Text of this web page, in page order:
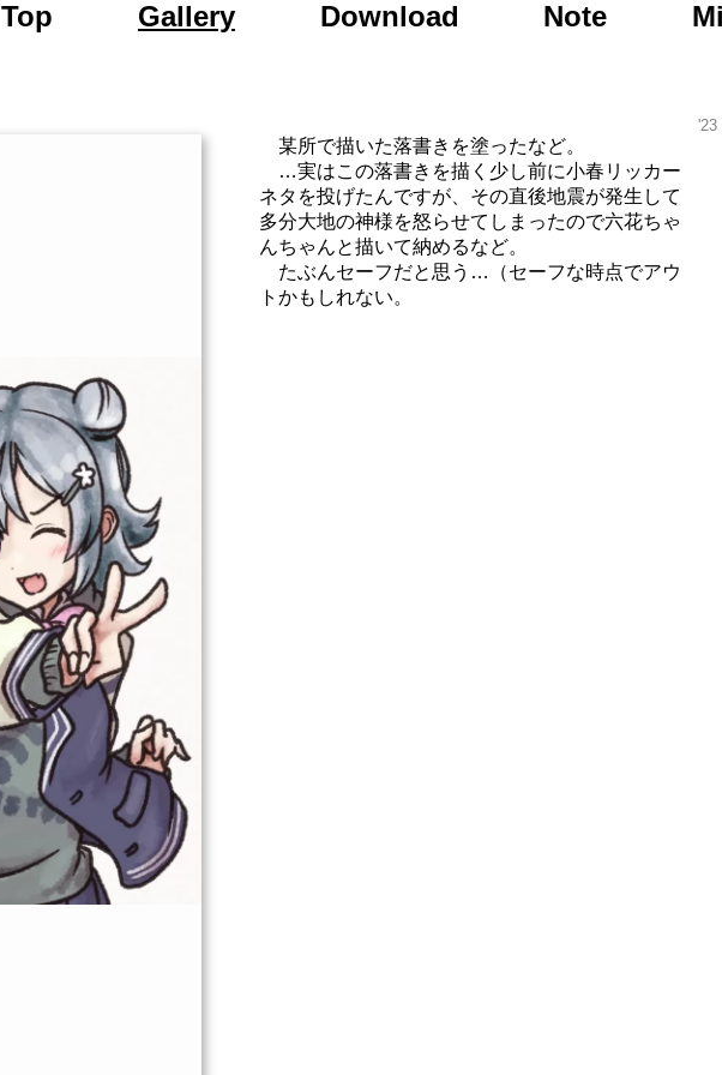
Road to Day After
Top Gallery Download Note
'23
某所で描いた落書きを塗ったなど。
…実はこの落書きを描く少し前に小春リッカー
ネタを投げたんですが、その直後地震が発生して
多分大地の神様を怒らせてしまったので六花ちゃ
んちゃんと描いて納めるなど。
たぶんセーフだと思う…（セーフな時点でアウ
トかもしれない。